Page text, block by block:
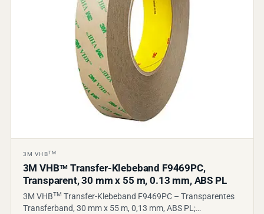
3M VHBTM
3M VHBTM Transfer-Klebeband F9469PC,
Transparent, 30 mm x 55 m, 0.13 mm, ABS PL
3M VHBTM Transfer-Klebeband F9469PC – Transparentes
Transferband, 30 mm x 55 m, 0,13 mm, ABS PL;…